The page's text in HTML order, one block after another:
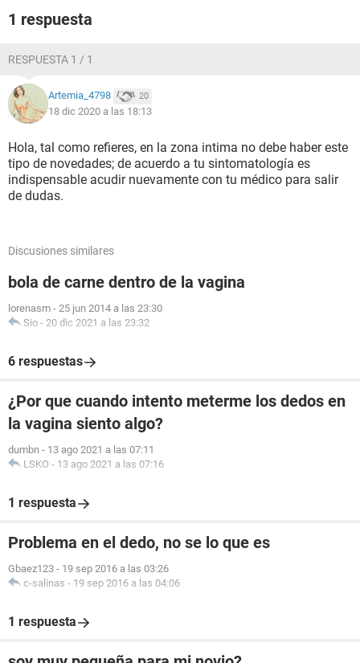
1 respuesta
RESPUESTA 1 / 1
Artemia_4798 20
18 dic 2020 a las 18:13
Hola, tal como refieres, en la zona intima no debe haber este
tipo de novedades; de acuerdo a tu sintomatología es
indispensable acudir nuevamente con tu médico para salir
de dudas.
Discusiones similares
bola de carne dentro de la vagina
lorenasm - 25 jun 2014 a las 23:30
Sio - 20 dic 2021 a las 23:32
6 respuestas
¿Por que cuando intento meterme los dedos en
la vagina siento algo?
dumbn - 13 ago 2021 a las 07:11
LSKO - 13 ago 2021 a las 07:16
1 respuesta
Problema en el dedo, no se lo que es
Gbaez123 - 19 sep 2016 a las 03:26
c-salinas - 19 sep 2016 a las 04:06
1 respuesta